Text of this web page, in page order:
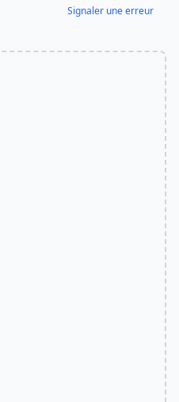
Signaler une erreur